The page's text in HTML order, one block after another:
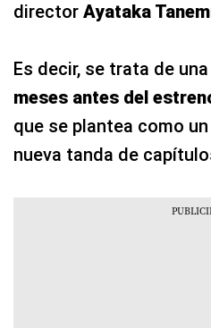
director Ayataka
Es decir, se trata de
meses antes del
que se plantea como
nueva tanda de